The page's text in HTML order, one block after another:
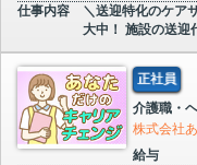
仕事内容
＼送迎特化のケア
大中！ 施設の送迎
正社員
介護職・
株式会社
給与